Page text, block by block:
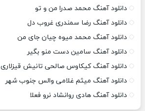
دانلود آهنگ محمد صدرا من و تو
دانلود آهنگ رضا سمندری غروب دل
دانلود آهنگ محمد میوه چیان جای من
دانلود آهنگ سامین دست منو بگیر
دانلود آهنگ کیکاوس صالحی تانیش قیزلاری
دانلود آهنگ میثم غلامی والس جنوب شهر
دانلود آهنگ هادی روانشاد نرو فعلا